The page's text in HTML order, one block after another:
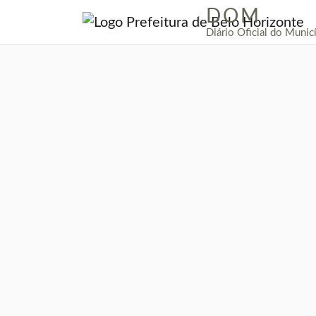
| DOM
Diário Oficial do